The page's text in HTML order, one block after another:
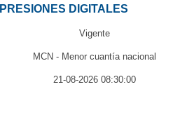
DIGITALES
Vigente
MCN - Menor cuantía nacional
21-08-2026 08:30:00